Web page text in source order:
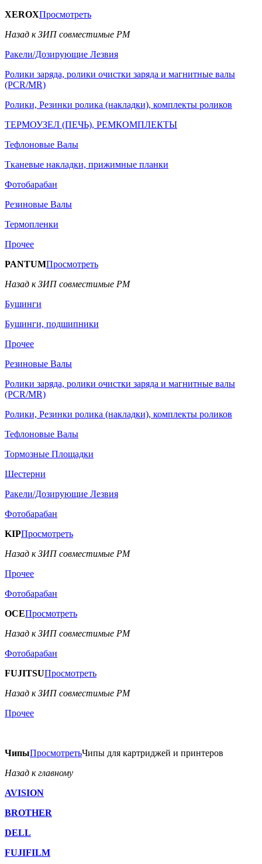
XEROXПросмотреть
Назад к ЗИП совместимые РМ
Ракели/Дозирующие Лезвия
Ролики заряда, ролики очистки заряда и магнитные валы
(PCR/MR)
Ролики, Резинки ролика (накладки), комплекты роликов
ТЕРМОУЗЕЛ (ПЕЧЬ), РЕМКОМПЛЕКТЫ
Тефлоновые Валы
Тканевые накладки, прижимные планки
Фотобарабан
Резиновые Валы
Термопленки
Прочее
PANTUMПросмотреть
Назад к ЗИП совместимые РМ
Бушинги
Бушинги, подшипники
Прочее
Резиновые Валы
Ролики заряда, ролики очистки заряда и магнитные валы
(PCR/MR)
Ролики, Резинки ролика (накладки), комплекты роликов
Тефлоновые Валы
Тормозные Площадки
Шестерни
Ракели/Дозирующие Лезвия
Фотобарабан
KIPПросмотреть
Назад к ЗИП совместимые РМ
Прочее
Фотобарабан
OCEПросмотреть
Назад к ЗИП совместимые РМ
Фотобарабан
FUJITSUПросмотреть
Назад к ЗИП совместимые РМ
Прочее
ЧипыПросмотретьЧипы для картриджей и принтеров
Назад к главному
AVISION
BROTHER
DELL
FUJIFILM